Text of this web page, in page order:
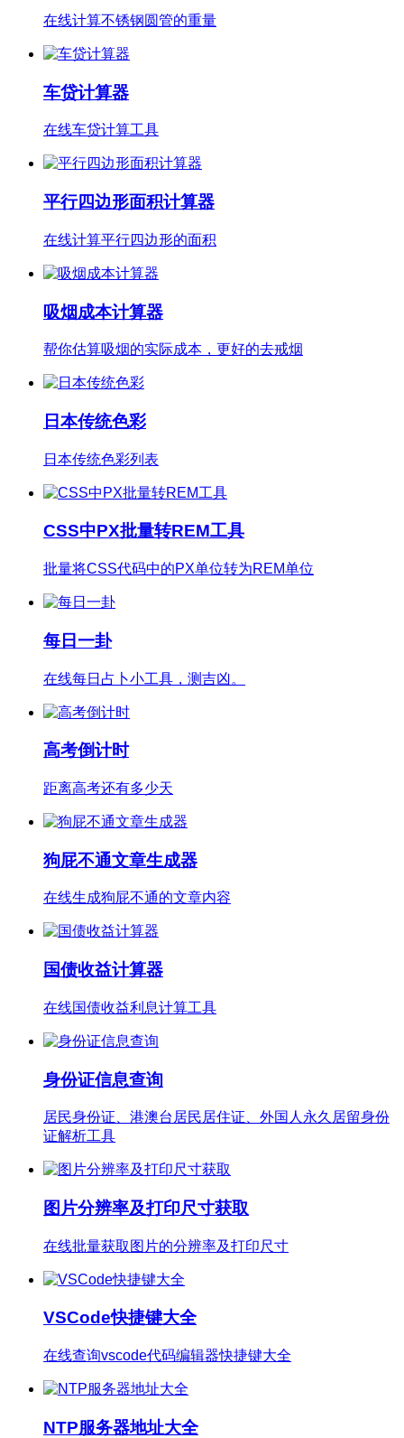
在线计算不锈钢圆管的重量
车贷计算器
在线车贷计算工具
平行四边形面积计算器
在线计算平行四边形的面积
吸烟成本计算器
帮你估算吸烟的实际成本，更好的去戒烟
日本传统色彩
日本传统色彩列表
CSS中PX批量转REM工具
批量将CSS代码中的PX单位转为REM单位
每日一卦
在线每日占卜小工具，测吉凶。
高考倒计时
距离高考还有多少天
狗屁不通文章生成器
在线生成狗屁不通的文章内容
国债收益计算器
在线国债收益利息计算工具
身份证信息查询
居民身份证、港澳台居民居住证、外国人永久居留身份
证解析工具
图片分辨率及打印尺寸获取
在线批量获取图片的分辨率及打印尺寸
VSCode快捷键大全
在线查询vscode代码编辑器快捷键大全
NTP服务器地址大全